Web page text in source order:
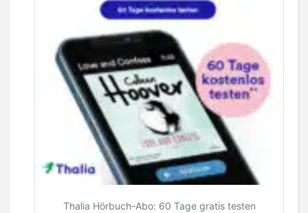
Thalia Hörbuch-Abo: 60 Tage gratis testen